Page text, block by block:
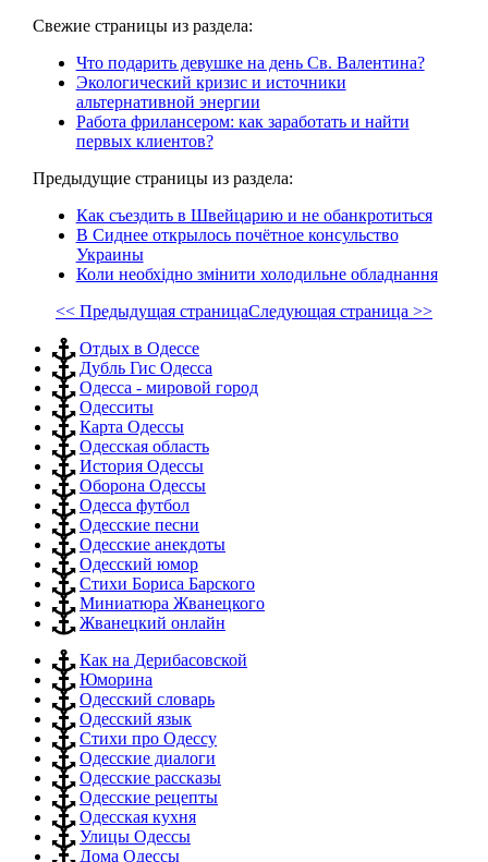
Свежие страницы из раздела:
Что подарить девушке на день Св. Валентина?
Экологический кризис и источники
альтернативной энергии
Работа фрилансером: как заработать и найти
первых клиентов?
Предыдущие страницы из раздела:
Как съездить в Швейцарию и не обанкротиться
В Сиднее открылось почётное консульство
Украины
Коли необхідно змінити холодильне обладнання
<< Предыдущая страницаСледующая страница >>
Отдых в Одессе
Дубль Гис Одесса
Одесса - мировой город
Одесситы
Карта Одессы
Одесская область
История Одессы
Оборона Одессы
Одесса футбол
Одесские песни
Одесские анекдоты
Одесский юмор
Стихи Бориса Барского
Миниатюра Жванецкого
Жванецкий онлайн
Как на Дерибасовской
Юморина
Одесский словарь
Одесский язык
Стихи про Одессу
Одесские диалоги
Одесские рассказы
Одесские рецепты
Одесская кухня
Улицы Одессы
Дома Одессы